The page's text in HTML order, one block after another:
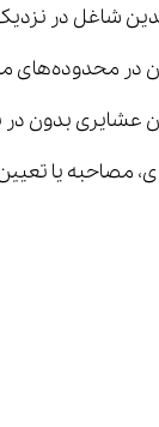
یا تعیین شرط معدل در